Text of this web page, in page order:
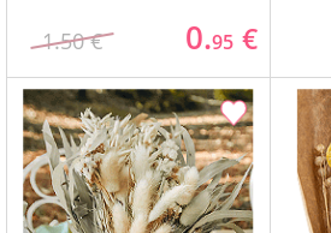
1.50 € 0.95 €